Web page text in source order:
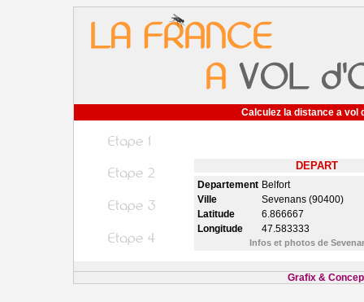
Calculez la distance a vol
DEPART
Departement Belfort
Ville
Sevenans (90400)
Latitude
6.866667
Longitude
47.583333
Infos et photos de
Grafix &